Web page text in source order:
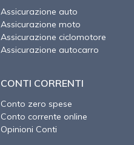
Assicurazione auto
Assicurazione moto
Assicurazione ciclomotore
Assicurazione autocarro
CONTI CORRENTI
Conto zero spese
Conto corrente online
Opinioni Conti